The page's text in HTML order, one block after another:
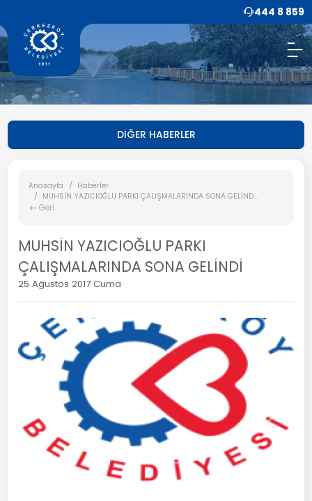
444 8 859
DİĞER HABERLER
Anasayfa
Haberler
MUHSİN YAZICIOĞLU PARKI ÇALIŞMALARINDA SONA GELİND...
Geri
MUHSİN YAZICIOĞLU PARKI
ÇALIŞMALARINDA SONA GELİNDİ
25 Ağustos 2017 Cuma